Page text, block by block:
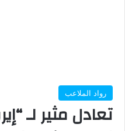
رواد الملاعب
تعادل مثير لـ